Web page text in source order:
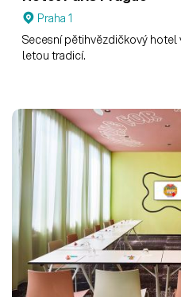
Praha 1
Secesní pětihvězdičkový hotel
letou tradicí.